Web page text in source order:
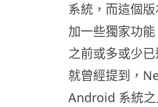
系統，而這個
加一些獨家功
之前或多或少
就曾經提到，
Android 系統之